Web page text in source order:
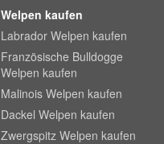
Welpen kaufen
Labrador Welpen kaufen
Französische Bulldogge
Welpen kaufen
Malinois Welpen kaufen
Dackel Welpen kaufen
Zwergspitz Welpen kaufen